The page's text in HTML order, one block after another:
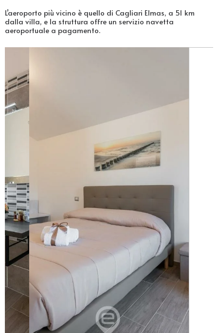
L’aeroporto più vicino è quello di Cagliari Elmas, a 51 km
dalla villa, e la struttura offre un servizio navetta
aeroportuale a pagamento.